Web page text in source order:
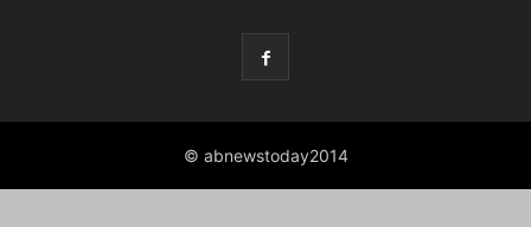
© abnewstoday2014